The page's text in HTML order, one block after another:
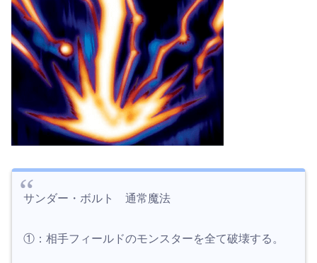
サンダー・ボルト 通常魔法
①：相手フィールドのモンスターを全て破壊する。